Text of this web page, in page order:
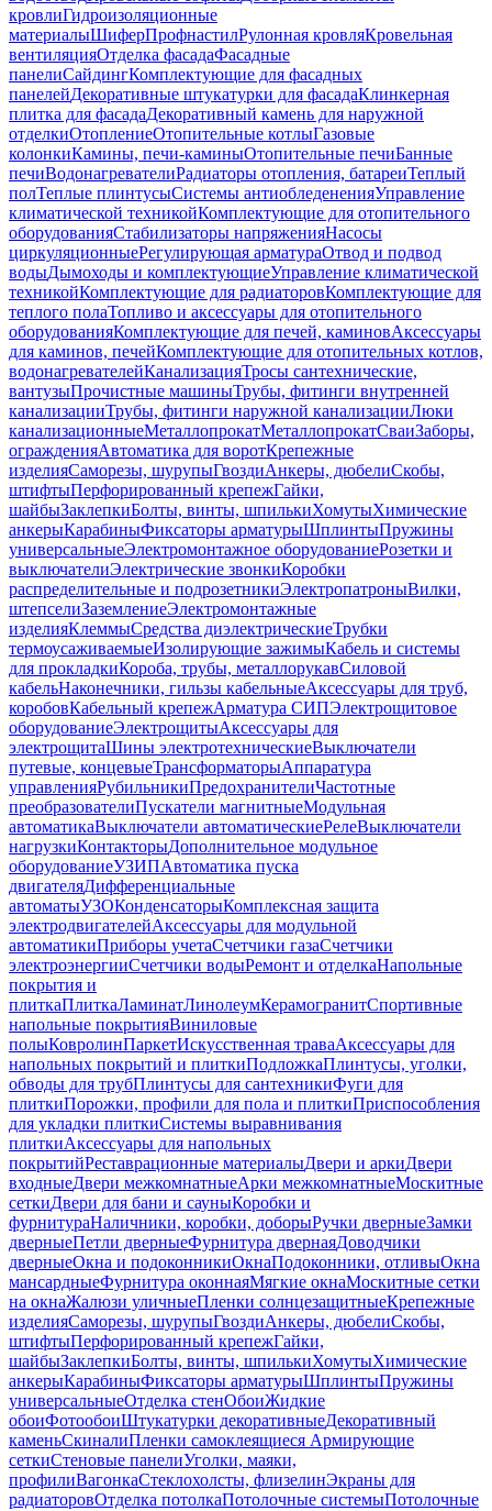
кровлиГидроизоляционные
материалыШиферПрофнастилРулонная кровляКровельная
вентиляцияОтделка фасадаФасадные
панелиСайдингКомплектующие для фасадных
панелейДекоративные штукатурки для фасадаКлинкерная
плитка для фасадаДекоративный камень для наружной
отделкиОтоплениеОтопительные котлыГазовые
колонкиКамины, печи-каминыОтопительные печиБанные
печиВодонагревателиРадиаторы отопления, батареиТеплый
полТеплые плинтусыСистемы антиобледененияУправление
климатической техникойКомплектующие для отопительного
оборудованияСтабилизаторы напряженияНасосы
циркуляционныеРегулирующая арматураОтвод и подвод
водыДымоходы и комплектующиеУправление климатической
техникойКомплектующие для радиаторовКомплектующие для
теплого полаТопливо и аксессуары для отопительного
оборудованияКомплектующие для печей, каминовАксессуары
для каминов, печейКомплектующие для отопительных котлов,
водонагревателейКанализацияТросы сантехнические,
вантузыПрочистные машиныТрубы, фитинги внутренней
канализацииТрубы, фитинги наружной канализацииЛюки
канализационныеМеталлопрокатМеталлопрокатСваиЗаборы,
огражденияАвтоматика для воротКрепежные
изделияСаморезы, шурупыГвоздиАнкеры, дюбелиСкобы,
штифтыПерфорированный крепежГайки,
шайбыЗаклепкиБолты, винты, шпилькиХомутыХимические
анкерыКарабиныФиксаторы арматурыШплинтыПружины
универсальныеЭлектромонтажное оборудованиеРозетки и
выключателиЭлектрические звонкиКоробки
распределительные и подрозетникиЭлектропатроныВилки,
штепселиЗаземлениеЭлектромонтажные
изделияКлеммыСредства диэлектрическиеТрубки
термоусаживаемыеИзолирующие зажимыКабель и системы
для прокладкиКороба, трубы, металлорукавСиловой
кабельНаконечники, гильзы кабельныеАксессуары для труб,
коробовКабельный крепежАрматура СИПЭлектрощитовое
оборудованиеЭлектрощитыАксессуары для
электрощитаШины электротехническиеВыключатели
путевые, концевыеТрансформаторыАппаратура
управленияРубильникиПредохранителиЧастотные
преобразователиПускатели магнитныеМодульная
автоматикаВыключатели автоматическиеРелеВыключатели
нагрузкиКонтакторыДополнительное модульное
оборудованиеУЗИПАвтоматика пуска
двигателяДифференциальные
автоматыУЗОКонденсаторыКомплексная защита
электродвигателейАксессуары для модульной
автоматикиПриборы учетаСчетчики газаСчетчики
электроэнергииСчетчики водыРемонт и отделкаНапольные
покрытия и
плиткаПлиткаЛаминатЛинолеумКерамогранитСпортивные
напольные покрытияВиниловые
полыКовролинПаркетИскусственная траваАксессуары для
напольных покрытий и плиткиПодложкаПлинтусы, уголки,
обводы для трубПлинтусы для сантехникиФуги для
плиткиПорожки, профили для пола и плиткиПриспособления
для укладки плиткиСистемы выравнивания
плиткиАксессуары для напольных
покрытийРеставрационные материалыДвери и аркиДвери
входныеДвери межкомнатныеАрки межкомнатныеМоскитные
сеткиДвери для бани и сауныКоробки и
фурнитураНаличники, коробки, доборыРучки дверныеЗамки
дверныеПетли дверныеФурнитура двернаяДоводчики
дверныеОкна и подоконникиОкнаПодоконники, отливыОкна
мансардныеФурнитура оконнаяМягкие окнаМоскитные сетки
на окнаЖалюзи уличныеПленки солнцезащитныеКрепежные
изделияСаморезы, шурупыГвоздиАнкеры, дюбелиСкобы,
штифтыПерфорированный крепежГайки,
шайбыЗаклепкиБолты, винты, шпилькиХомутыХимические
анкерыКарабиныФиксаторы арматурыШплинтыПружины
универсальныеОтделка стенОбоиЖидкие
обоиФотообоиШтукатурки декоративныеДекоративный
каменьСкиналиПленки самоклеящиеся Армирующие
сеткиСтеновые панелиУголки, маяки,
профилиВагонкаСтеклохолсты, флизелинЭкраны для
радиаторовОтделка потолкаПотолочные системыПотолочные